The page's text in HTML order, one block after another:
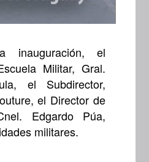
inauguración, el
Militar, Gral.
el Subdirector,
el Director de
Edgardo Púa,
militares.